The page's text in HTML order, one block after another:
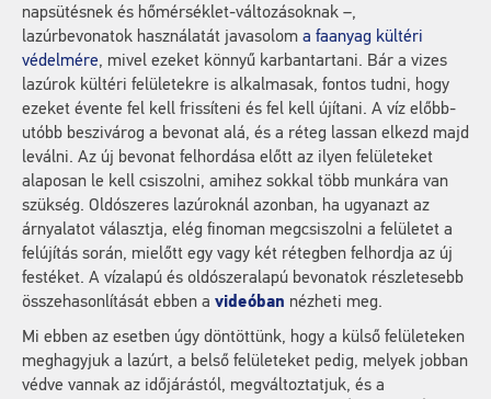
napsütésnek és hőmérséklet-változásoknak –,
lazúrbevonatok használatát javasolom a faanyag kültéri
védelmére, mivel ezeket könnyű karbantartani. Bár a vizes
lazúrok kültéri felületekre is alkalmasak, fontos tudni, hogy
ezeket évente fel kell frissíteni és fel kell újítani. A víz előbb-
utóbb beszivárog a bevonat alá, és a réteg lassan elkezd majd
leválni. Az új bevonat felhordása előtt az ilyen felületeket
alaposan le kell csiszolni, amihez sokkal több munkára van
szükség. Oldószeres lazúroknál azonban, ha ugyanazt az
árnyalatot választja, elég finoman megcsiszolni a felületet a
felújítás során, mielőtt egy vagy két rétegben felhordja az új
festéket. A vízalapú és oldószeralapú bevonatok részletesebb
összehasonlítását ebben a videóban nézheti meg.
Mi ebben az esetben úgy döntöttünk, hogy a külső felületeken
meghagyjuk a lazúrt, a belső felületeket pedig, melyek jobban
védve vannak az időjárástól, megváltoztatjuk, és a